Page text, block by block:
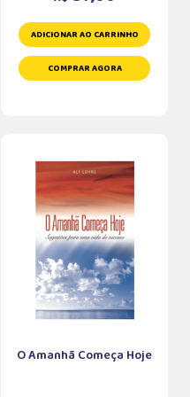
ADICIONAR AO CARRINHO
COMPRAR AGORA
O Amanhã Começa Hoje